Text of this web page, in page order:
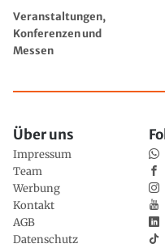
Veranstaltungen,
Konferenzen und
Messen
Über uns
Impressum
Team
Werbung
Kontakt
AGB
Datenschutz